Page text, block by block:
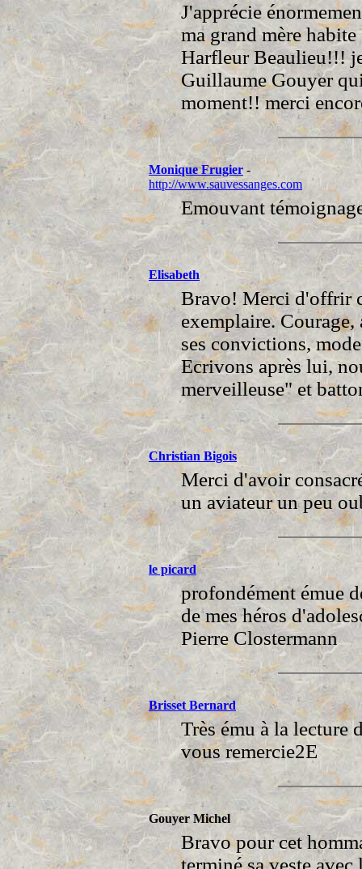
J'apprécie
ma grand mère
Harfleur Beaulieu!!!
Guillaume Gouyer
moment!! merci
Monique Frugier -
http://www.sauvessanges.com
Emouvant
Elisabeth
Bravo! Merci d'offrir
exemplaire.
ses convictions,
Ecrivons après lui,
merveilleuse" et
Christian Bigois
Merci d'avoir
un aviateur un peu
le picard
profondément émue
de mes héros
Pierre Clostermann
Brisset Bernard
Très ému à la lecture
vous remercie2E
Gouyer Michel
Bravo pour cet
terminé sa veste